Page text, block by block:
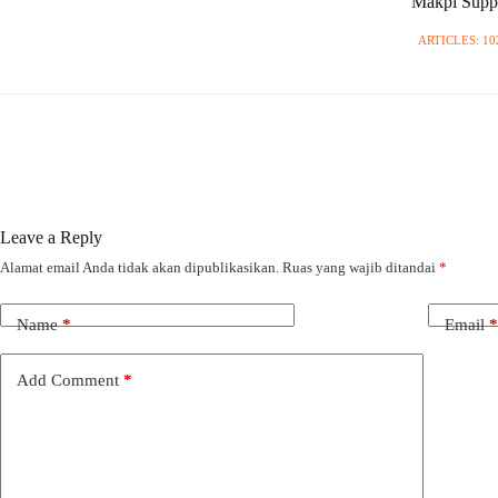
ARTICLES:
Leave a Reply
Alamat email Anda tidak akan dipublikasikan. Ruas yang wajib ditandai *
Name* Email*
Add Comment *